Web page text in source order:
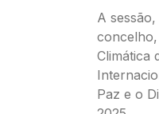
A
Climática
Paz e o